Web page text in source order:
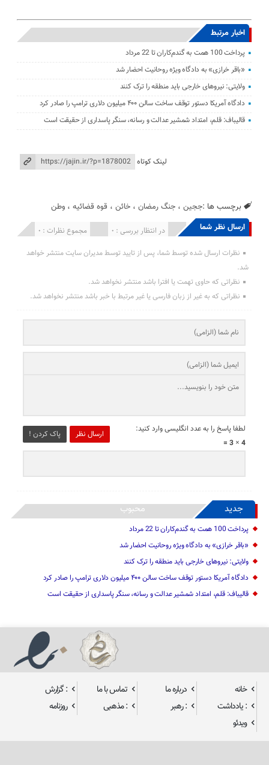
اخبار مرتبط
پرداخت 100 همت به گندم‌کاران تا 22 مرداد
«باقر خرازی» به دادگاه ویژه روحانیت احضار شد
ولایتی: نیرو‌های خارجی باید منطقه را ترک کنند
دادگاه آمریکا دستور توقف ساخت سالن ۴۰۰ میلیون دلاری ترامپ را صادر کرد
قالیباف: قلم، امتداد شمشیر عدالت و رسانه، سنگر پاسداری از حقیقت است
لینک کوتاه
برچسب ها :ججین ،جنگ رمضان ،خائن ، قوه قضائیه ،وطن
ارسال نظر شما مجموع نظرات : 0 در انتظار بررسی : 0 انتشار یافته : 0
نظرات ارسال شده توسط شما، پس از تایید توسط مدیران سایت منتشر خواهد
شد.
نظراتی که حاوی تهمت یا افترا باشد منتشر نخواهد شد.
نظراتی که به غیر از زبان فارسی یا غیر مرتبط با خبر باشد منتشر نخواهد شد.
ارسال نظر پاک کردن !
لطفا پاسخ را به عدد انگلیسی وارد کنید:
4 × 3 =
جدید محبوب
پرداخت 100 همت به گندم‌کاران تا 22 مرداد
«باقر خرازی» به دادگاه ویژه روحانیت احضار شد
ولایتی: نیرو‌های خارجی باید منطقه را ترک کنند
دادگاه آمریکا دستور توقف ساخت سالن ۴۰۰ میلیون دلاری ترامپ را صادر کرد
قالیباف: قلم، امتداد شمشیر عدالت و رسانه، سنگر پاسداری از حقیقت است
خانه درباره ما تماس با ما
: گزارش
: یادداشت
: رهبر : مذهبی
روزنامه
ویدئو